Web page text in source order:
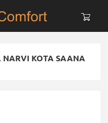
KOTA SAANA